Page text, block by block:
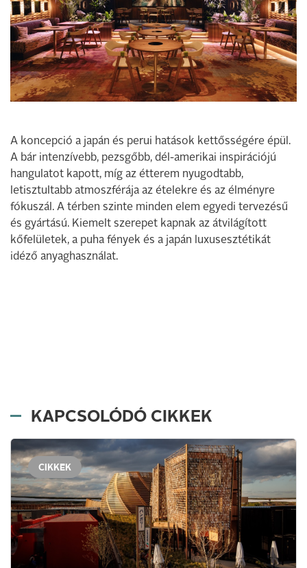
A koncepció a japán és perui hatások kettősségére épül.
A bár intenzívebb, pezsgőbb, dél-amerikai inspirációjú
hangulatot kapott, míg az étterem nyugodtabb,
letisztultabb atmoszférája az ételekre és az élményre
fókuszál. A térben szinte minden elem egyedi tervezésű
és gyártású. Kiemelt szerepet kapnak az átvilágított
kőfelületek, a puha fények és a japán luxusesztétikát
idéző anyaghasználat.
KAPCSOLÓDÓ CIKKEK
CIKKEK